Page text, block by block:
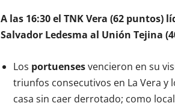
A las 16:30 el TNK Vera (62 puntos)
Salvador Ledesma al Unión Tejina
Los portuensesvencieron en su
triunfos consecutivos en La Vera
casa sin caer derrotado; como